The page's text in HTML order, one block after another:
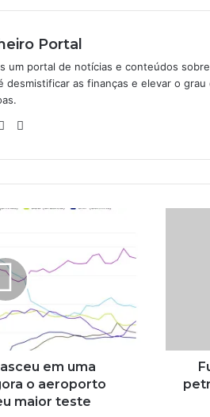
Portal
um portal de notícias e conteúdos
desmistificar as finanças e elevar o
Linkedin
em uma
o aeroporto
maior teste